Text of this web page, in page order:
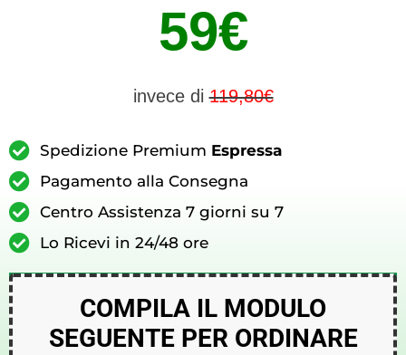
59€
invece di119,80€
Spedizione Premium Espressa
Pagamento alla Consegna
Centro Assistenza 7 giorni su 7
Lo Ricevi in 24/48 ore
COMPILA IL MODULO
SEGUENTE PER ORDINARE